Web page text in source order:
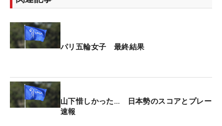
パリ五輪女子 最終結果
山下惜しかった… 日本勢のスコアとプレー
速報